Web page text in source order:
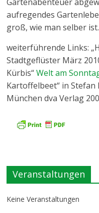
aufregendes
groß, wie man selber ist.
weiterführende Links:
Stadtgeflüster März
Kürbis“Welt am
Kartoffelbeet“ in Stefan
München dva Verlag
Veranstaltungen
Keine Veranstaltungen